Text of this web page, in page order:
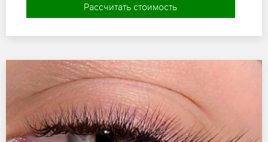
Рассчитать стоимость